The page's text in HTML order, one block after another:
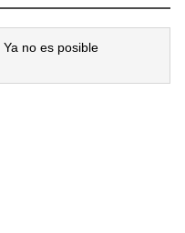
no es posible